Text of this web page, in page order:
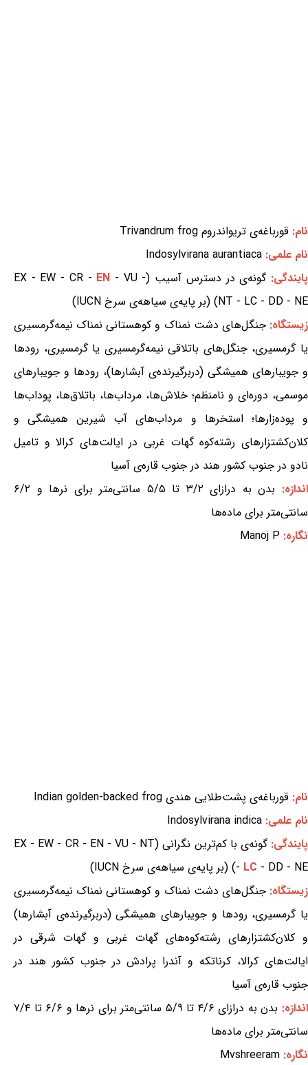
نام: قورباغه‌ی تریواندروم Trivandrum frog
نام علمی: Indosylvirana aurantiaca
پایندگی:گونه‌ی در دسترس آسیب (EX - EW - CR - EN - VU -
NT - LC - DD - NE) (بر پایه‌ی سیاهه‌ی سرخ IUCN)
زیستگاه:جنگل‌های دشت نمناک و کوهستانی نمناک نیمه‌گرمسیری
یا گرمسیری، جنگل‌های باتلاقی نیمه‌گرمسیری یا گرمسیری، رودها
و جویبارهای همیشگی (دربرگیرنده‌ی آبشارها)، رودها و جویبارهای
موسمی، دوره‌ای و نامنظم؛ خلاش‌ها، مرداب‌ها، باتلاق‌ها، پوداب‌ها
و پوده‌زارها؛ استخرها و مرداب‌های آب شیرین همیشگی و
کلان‌کشتزارهای رشته‌کوه گهات غربی در ایالت‌های کرالا و تامیل
نادو در جنوب کشور هند در جنوب قاره‌ی آسیا
اندازه:
بدن به درازای ۳/۲ تا ۵/۵ سانتی‌متر برای نرها و ۶/۲
سانتی‌متر برای ماده‌ها
نگاره: Manoj P
نام: قورباغه‌ی پشت‌طلایی هندی Indian golden-backed frog
نام علمی: Indosylvirana indica
پایندگی:
گونه‌ی با کم‌ترین نگرانی (EX - EW - CR - EN - VU - NT
- LC - DD - NE) (بر پایه‌ی سیاهه‌ی سرخ IUCN)
زیستگاه:جنگل‌های دشت نمناک و کوهستانی نمناک نیمه‌گرمسیری
یا گرمسیری، رودها و جویبارهای همیشگی (دربرگیرنده‌ی آبشارها)
و کلان‌کشتزارهای رشته‌کوه‌های گهات غربی و گهات شرقی در
ایالت‌های کرالا، کرناتکه و آندرا پرادش در جنوب کشور هند در
جنوب قاره‌ی آسیا
اندازه:
بدن به درازای ۴/۶ تا ۵/۹ سانتی‌متر برای نرها و ۶/۶ تا ۷/۴
سانتی‌متر برای ماده‌ها
نگاره: Mvshreeram